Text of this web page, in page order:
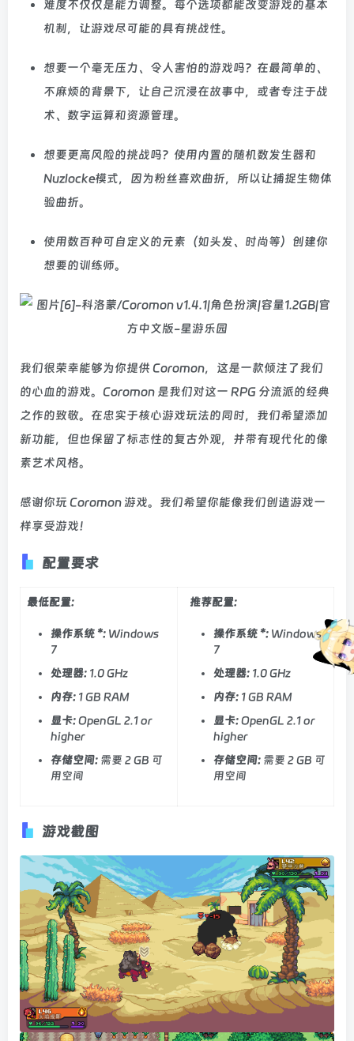
难度不仅仅是能力调整。每个选项都能改变游戏的基本
机制，让游戏尽可能的具有挑战性。
想要一个毫无压力、令人害怕的游戏吗？在最简单的、
不麻烦的背景下，让自己沉浸在故事中，或者专注于战
术、数字运算和资源管理。
想要更高风险的挑战吗？使用内置的随机数发生器和
Nuzlocke模式，因为粉丝喜欢曲折，所以让捕捉生物体
验曲折。
使用数百种可自定义的元素（如头发、时尚等）创建你
想要的训练师。
我们很荣幸能够为你提供 Coromon，这是一款倾注了我们
的心血的游戏。Coromon 是我们对这一 RPG 分流派的经典
之作的致敬。在忠实于核心游戏玩法的同时，我们希望添加
新功能，但也保留了标志性的复古外观，并带有现代化的像
素艺术风格。
感谢你玩 Coromon 游戏。我们希望你能像我们创造游戏一
样享受游戏！
配置要求
最低配置:
操作系统 *: Windows
7
处理器: 1.0 GHz
内存: 1 GB RAM
显卡:OpenGL 2.1 or
higher
存储空间: 需要 2 GB 可
用空间
推荐配置:
操作系统 *: Windows
7
处理器: 1.0 GHz
内存: 1 GB RAM
显卡:OpenGL 2.1 or
higher
存储空间: 需要 2 GB 可
用空间
游戏截图